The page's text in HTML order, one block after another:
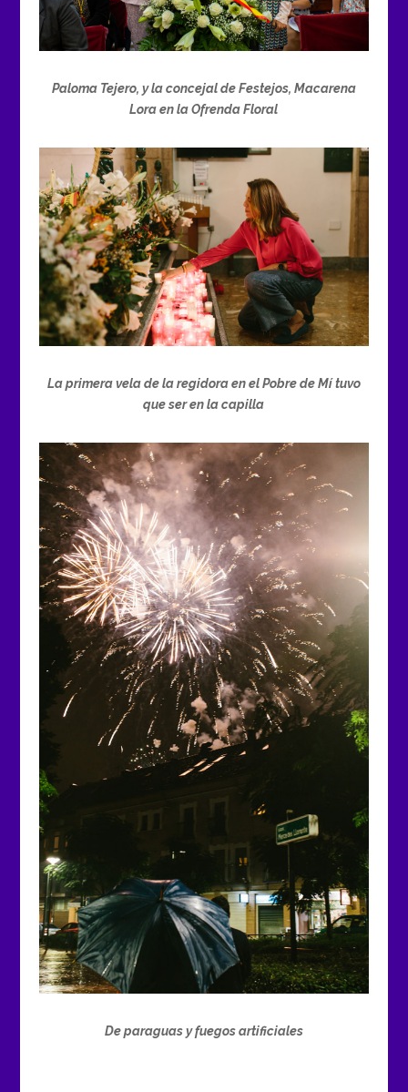
Paloma Tejero, y la concejal de Festejos, Macarena
Lora en la Ofrenda Floral
La primera vela de la regidora en el Pobre de Mí tuvo
que ser en la capilla
De paraguas y fuegos artificiales